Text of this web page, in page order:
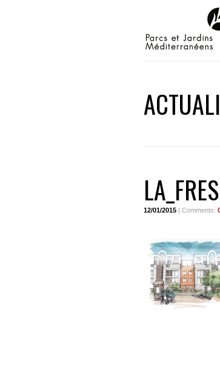
12/01/2015 | Comments: